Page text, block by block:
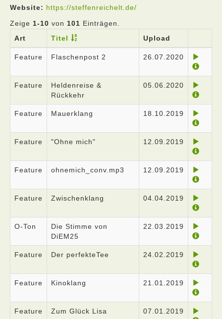
Website: https://steffenreichelt.de/
Zeige 1-10 von 101 Einträgen.
Art
Titel Upload
Feature Flaschenpost 2 26.07.2020
Feature
Heldenreise &
Rückkehr
05.06.2020
Feature Mauerklang 18.10.2019
Feature "Ohne mich" 12.09.2019
Feature ohnemich_conv.mp3 12.09.2019
Feature Zwischenklang 04.04.2019
O-Ton
Die Stimme von
DiEM25
22.03.2019
Feature Der perfekteTee 24.02.2019
Feature Kinoklang 21.01.2019
Feature Zum Glück Lisa 07.01.2019